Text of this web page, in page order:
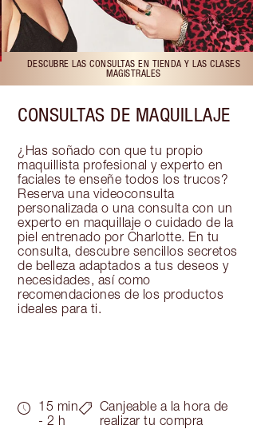
DESCUBRE LAS CONSULTAS EN TIENDA Y LAS CLASES
MAGISTRALES
CONSULTAS DE MAQUILLAJE
¿Has soñado con que tu propio
maquillista profesional y experto en
faciales te enseñe todos los trucos?
Reserva una videoconsulta
personalizada o una consulta con un
experto en maquillaje o cuidado de la
piel entrenado por Charlotte. En tu
consulta, descubre sencillos secretos
de belleza adaptados a tus deseos y
necesidades, así como
recomendaciones de los productos
ideales para ti.
15 min
- 2 h
Canjeable a la hora de
realizar tu compra